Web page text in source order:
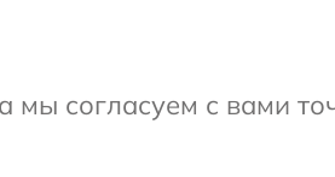
мы согласуем с вами